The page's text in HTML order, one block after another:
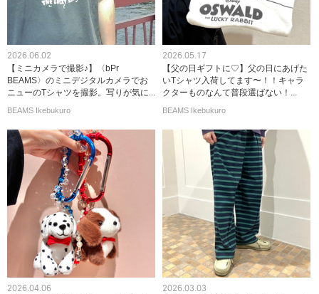
2026.06.02
【ミニカメラで撮影♪】〈bPr
BEAMS〉のミニデジタルカメラでお
ニューのTシャツを撮影。写りが気に...
BEAMS Ikebukuro
2026.05.17
【父の日ギフトに♡】父の日にあげた
いTシャツ入荷してます〜！！キャラ
クターものなんて普段選ばない！...
BEAMS Ikebukuro
2026.04.06 2026.03.03